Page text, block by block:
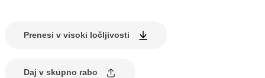
Prenesi v visoki ločljivosti
Daj v skupno rabo